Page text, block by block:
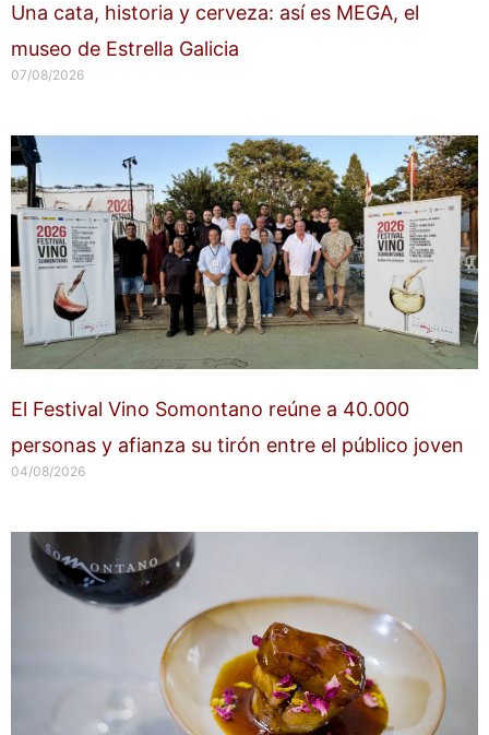
Una cata, historia y cerveza: así es MEGA, el
museo de Estrella Galicia
07/08/2026
El Festival Vino Somontano reúne a 40.000
personas y afianza su tirón entre el público joven
04/08/2026